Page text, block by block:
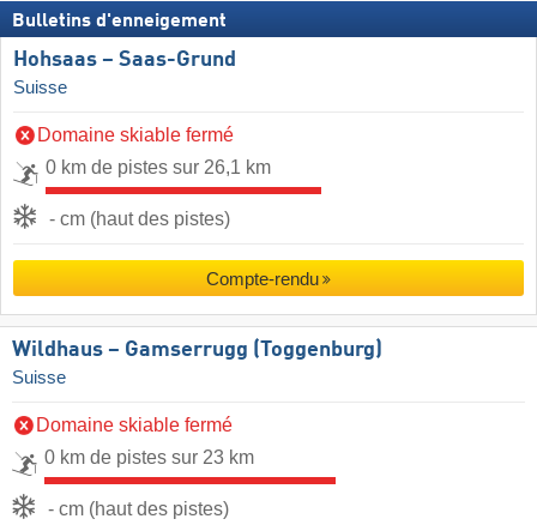
Bulletins d'enneigement
Hohsaas – Saas-Grund
Suisse
Domaine skiable fermé
0 km de pistes sur 26,1 km
- cm (haut des pistes)
Compte-rendu
Wildhaus – Gamserrugg (Toggenburg)
Suisse
Domaine skiable fermé
0 km de pistes sur 23 km
- cm (haut des pistes)